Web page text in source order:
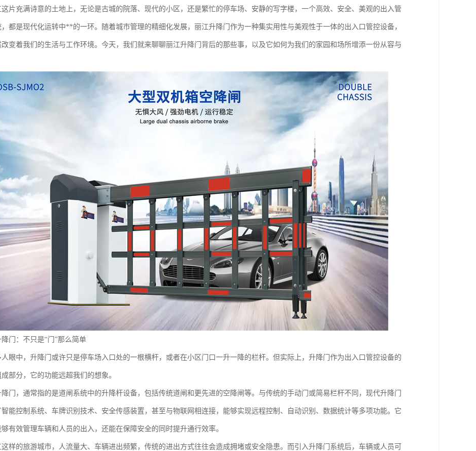
片充满诗意的土地上，无论是古城的院落、现代的小区，还是繁忙的停车场、安静的写字楼，一个高效、安全、美观的出入管
都是现代化运转中**的一环。随着城市管理的精细化发展，丽江升降门作为一种集实用性与美观性于一体的出入口管控设备，
改变着我们的生活与工作环境。今天，我们就来聊聊丽江升降门背后的那些事，以及它如何为我们的家园和场所增添一份从容与
门：不只是“门”那么简单
眼中，升降门或许只是停车场入口处的一根横杆，或者在小区门口一升一降的栏杆。但实际上，升降门作为出入口管控设备的
部分，它的功能远超我们的想象。
降门，通常指的是道闸系统中的升降杆设备，包括传统道闸和更先进的空降闸等。与传统的手动门或简易栏杆不同，现代升降门
能控制系统、车牌识别技术、安全传感装置，甚至与物联网相连接，能够实现远程控制、自动识别、数据统计等多项功能。它
够有效管理车辆和人员的出入，还能在保障安全的同时提升通行效率。
样的旅游城市，人流量大、车辆进出频繁，传统的进出方式往往会造成拥堵或安全隐患。而引入升降门系统后，车辆或人员可